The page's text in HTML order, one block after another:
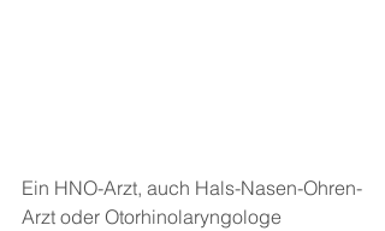
Ein HNO-Arzt, auch Hals-Nasen-Ohren-
Arzt oder Otorhinolaryngologe